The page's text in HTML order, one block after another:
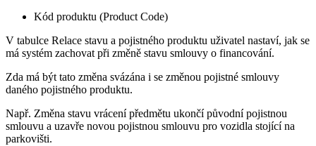
Kód produktu (Product Code)
V tabulce Relace stavu a pojistného produktu uživatel nastaví, jak se
má systém zachovat při změně stavu smlouvy o financování.
Zda má být tato změna svázána i se změnou pojistné smlouvy
daného pojistného produktu.
Např. Změna stavu vrácení předmětu ukončí původní pojistnou
smlouvu a uzavře novou pojistnou smlouvu pro vozidla stojící na
parkovišti.